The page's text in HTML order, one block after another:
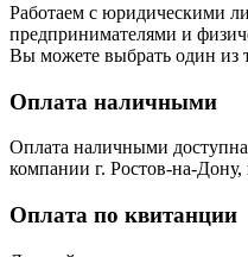
Работаем с юридическими
предпринимателями и
Вы можете выбрать один из
Оплата наличными
Оплата наличными
компании г. Ростов-на-
Оплата по квитанции